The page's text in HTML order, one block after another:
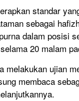
standar
sebagai
dalam posisi
20 malam
melakukan ujian
membaca